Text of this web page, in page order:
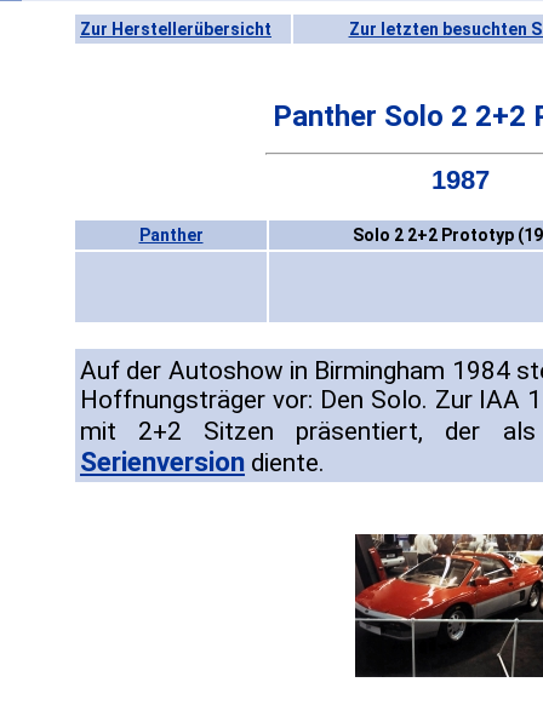
Zur Herstellerübersicht Zur letzten besuchten
Panther Solo 2 2+2
1987
Panther Solo 2 2+2 Prototyp
Auf der Autoshow in Birmingham 1984
Hoffnungsträger vor: Den Solo. Zur IAA
mit 2+2 Sitzen präsentiert, der
Serienversion diente.